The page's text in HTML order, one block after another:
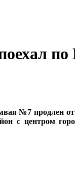
по
№7 продлен от
с центром